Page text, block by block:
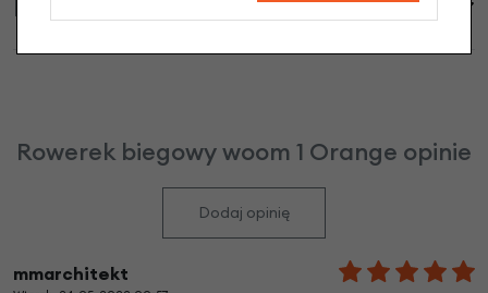
Rowerek biegowy woom 1 Orange opinie
Dodaj opinię
mmarchitekt